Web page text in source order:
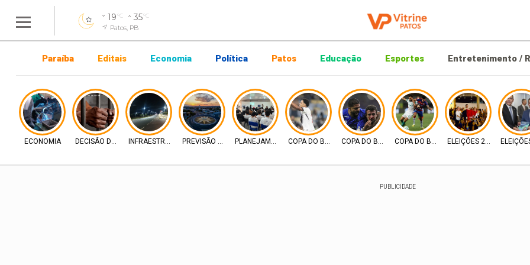
19°C 35°C
Patos, PB
Paraíba Editais Economia Política Patos Educação Esportes Entretenimento /
ECONOMIA DECISÃO DA JUSTIÇAINFRAESTRUTURAPREVISÃO DO TEMPOPLANEJAMENTO URBANO
COPA DO BRASILCOPA DO BRASILCOPA DO BRASILELEIÇÕES 2026
PUBLICIDADE